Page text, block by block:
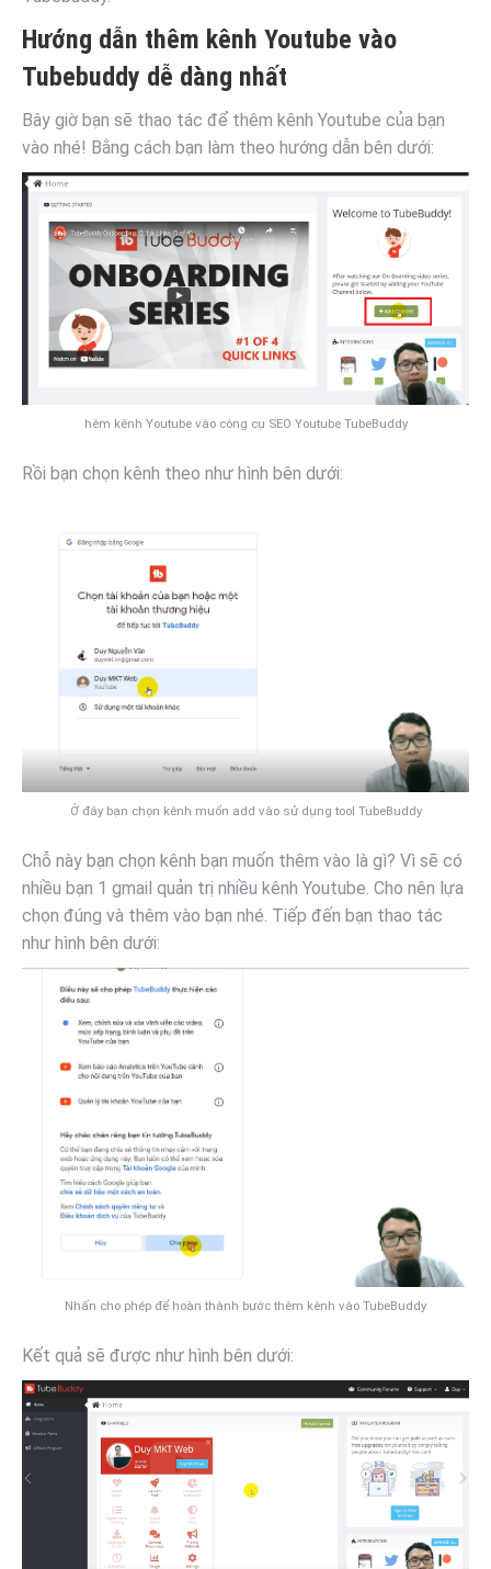
Hướng dẫn thêm kênh Youtube vào
Tubebuddy dễ dàng nhất
Bây giờ bạn sẽ thao tác để thêm kênh Youtube của bạn
vào nhé! Bằng cách bạn làm theo hướng dẫn bên dưới:
hêm kênh Youtube vào công cụ SEO Youtube TubeBuddy
Rồi bạn chọn kênh theo như hình bên dưới:
Ở đây bạn chọn kênh muốn add vào sử dụng tool TubeBuddy
Chỗ này bạn chọn kênh bạn muốn thêm vào là gì? Vì sẽ có
nhiều bạn 1 gmail quản trị nhiều kênh Youtube. Cho nên lựa
chọn đúng và thêm vào bạn nhé. Tiếp đến bạn thao tác
như hình bên dưới:
Nhấn cho phép để hoàn thành bước thêm kênh vào TubeBuddy
Kết quả sẽ được như hình bên dưới: